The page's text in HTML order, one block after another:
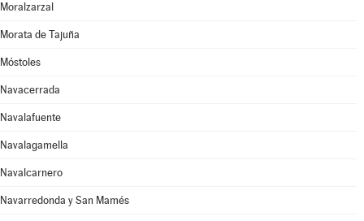
Moralzarzal
Morata de Tajuña
Móstoles
Navacerrada
Navalafuente
Navalagamella
Navalcarnero
Navarredonda y San Mamés